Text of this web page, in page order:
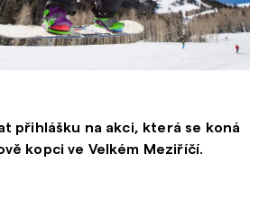
přihlášku na akci, která se koná
kopci ve Velkém Meziříčí.